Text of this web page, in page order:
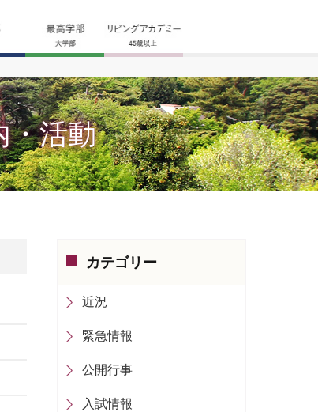
・活動
カテゴリー
近況
緊急情報
公開行事
入試情報